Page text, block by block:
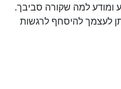
ומודע למה שקורה סביבך.
לעצמך להיסחף לרגשות